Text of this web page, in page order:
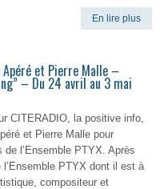
En lire plus
Apéré et Pierre Malle –
– Du 24 avril au 3 mai
CITERADIO, la positive info,
et Pierre Malle pour
l’Ensemble PTYX. Après
PTYX dont il est à
compositeur et